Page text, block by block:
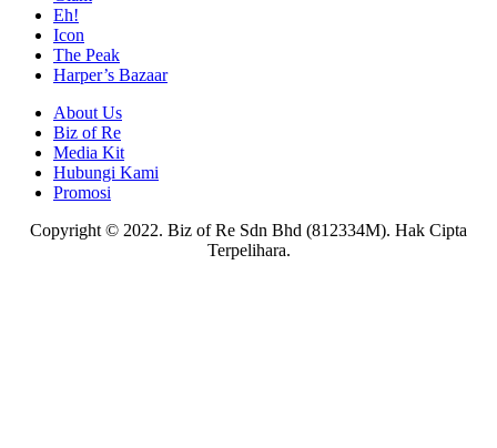
Eh!
Icon
The Peak
Harper’s Bazaar
About Us
Biz of Re
Media Kit
Hubungi Kami
Promosi
Copyright © 2022. Biz of Re Sdn Bhd (812334M). Hak Cipta
Terpelihara.